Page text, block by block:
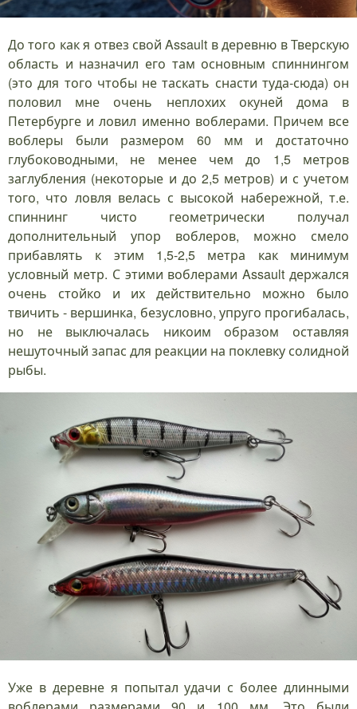
До того как я отвез свой Assault в деревню в Тверскую
область и назначил его там основным спиннингом
(это для того чтобы не таскать снасти туда-сюда) он
половил мне очень неплохих окуней дома в
Петербурге и ловил именно воблерами. Причем все
воблеры были размером 60 мм и достаточно
глубоководными, не менее чем до 1,5 метров
заглубления (некоторые и до 2,5 метров) и с учетом
того, что ловля велась с высокой набережной, т.е.
спиннинг чисто геометрически получал
дополнительный упор воблеров, можно смело
прибавлять к этим 1,5-2,5 метра как минимум
условный метр. С этими воблерами Assault держался
очень стойко и их действительно можно было
твичить - вершинка, безусловно, упруго прогибалась,
но не выключалась никоим образом оставляя
нешуточный запас для реакции на поклевку солидной
рыбы.
Уже в деревне я попытал удачи с более длинными